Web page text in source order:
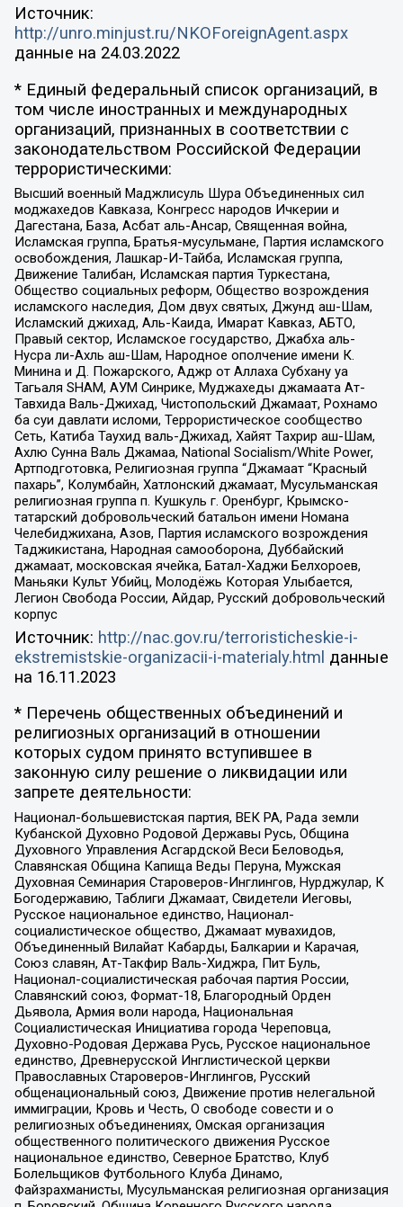
Источник:
http://unro.minjust.ru/NKOForeignAgent.aspx
данные на 24.03.2022
* Единый федеральный список организаций, в
том числе иностранных и международных
организаций, признанных в соответствии с
законодательством Российской Федерации
террористическими:
Высший военный Маджлисуль Шура Объединенных сил
моджахедов Кавказа, Конгресс народов Ичкерии и
Дагестана, База, Асбат аль-Ансар, Священная война,
Исламская группа, Братья-мусульмане, Партия исламского
освобождения, Лашкар-И-Тайба, Исламская группа,
Движение Талибан, Исламская партия Туркестана,
Общество социальных реформ, Общество возрождения
исламского наследия, Дом двух святых, Джунд аш-Шам,
Исламский джихад, Аль-Каида, Имарат Кавказ, АБТО,
Правый сектор, Исламское государство, Джабха аль-
Нусра ли-Ахль аш-Шам, Народное ополчение имени К.
Минина и Д. Пожарского, Аджр от Аллаха Субхану уа
Тагьаля SHAM, АУМ Синрике, Муджахеды джамаата Ат-
Тавхида Валь-Джихад, Чистопольский Джамаат, Рохнамо
ба суи давлати исломи, Террористическое сообщество
Сеть, Катиба Таухид валь-Джихад, Хайят Тахрир аш-Шам,
Ахлю Сунна Валь Джамаа, National Socialism/White Power,
Артподготовка, Религиозная группа “Джамаат “Красный
пахарь”, Колумбайн, Хатлонский джамаат, Мусульманская
религиозная группа п. Кушкуль г. Оренбург, Крымско-
татарский добровольческий батальон имени Номана
Челебиджихана, Азов, Партия исламского возрождения
Таджикистана, Народная самооборона, Дуббайский
джамаат, московская ячейка, Батал-Хаджи Белхороев,
Маньяки Культ Убийц, Молодёжь Которая Улыбается,
Легион Свобода России, Айдар, Русский добровольческий
корпус
Источник: http://nac.gov.ru/terroristicheskie-i-
ekstremistskie-organizacii-i-materialy.html данные
на 16.11.2023
* Перечень общественных объединений и
религиозных организаций в отношении
которых судом принято вступившее в
законную силу решение о ликвидации или
запрете деятельности:
Национал-большевистская партия, ВЕК РА, Рада земли
Кубанской Духовно Родовой Державы Русь, Община
Духовного Управления Асгардской Веси Беловодья,
Славянская Община Капища Веды Перуна, Мужская
Духовная Семинария Староверов-Инглингов, Нурджулар, К
Богодержавию, Таблиги Джамаат, Свидетели Иеговы,
Русское национальное единство, Национал-
социалистическое общество, Джамаат мувахидов,
Объединенный Вилайат Кабарды, Балкарии и Карачая,
Союз славян, Ат-Такфир Валь-Хиджра, Пит Буль,
Национал-социалистическая рабочая партия России,
Славянский союз, Формат-18, Благородный Орден
Дьявола, Армия воли народа, Национальная
Социалистическая Инициатива города Череповца,
Духовно-Родовая Держава Русь, Русское национальное
единство, Древнерусской Инглистической церкви
Православных Староверов-Инглингов, Русский
общенациональный союз, Движение против нелегальной
иммиграции, Кровь и Честь, О свободе совести и о
религиозных объединениях, Омская организация
общественного политического движения Русское
национальное единство, Северное Братство, Клуб
Болельщиков Футбольного Клуба Динамо,
Файзрахманисты, Мусульманская религиозная организация